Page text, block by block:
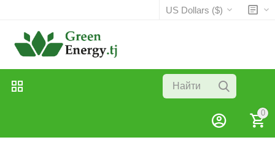
US Dollars ($)
0